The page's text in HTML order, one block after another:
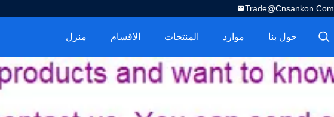
Trade@cnsankon.com
描述
منزل الاقسام المنتجات موارد حول بنا